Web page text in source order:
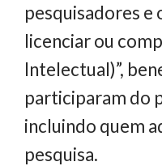
pesquisadores e
licenciar ou
Intelectual)”,
participaram do
incluindo quem
pesquisa.